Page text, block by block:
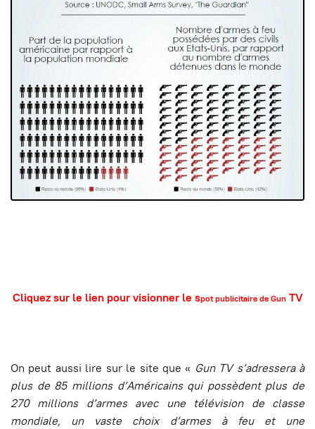
Cliquez sur le lien pour visionner le spot publicitaire de GunTV
On peut aussi lire sur le site que « Gun TV s’adressera à
plus de 85 millions d’Américains qui possèdent plus de
270 millions d’armes avec une télévision de classe
mondiale, un vaste choix d’armes à feu et une